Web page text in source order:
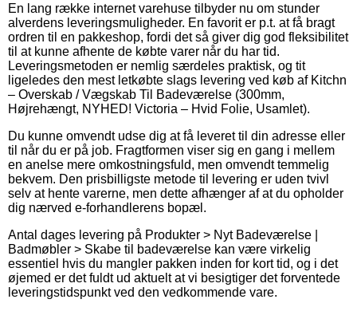
En lang række internet varehuse tilbyder nu om stunder
alverdens leveringsmuligheder. En favorit er p.t. at få bragt
ordren til en pakkeshop, fordi det så giver dig god fleksibilitet
til at kunne afhente de købte varer når du har tid.
Leveringsmetoden er nemlig særdeles praktisk, og tit
ligeledes den mest letkøbte slags levering ved køb af Kitchn
– Overskab / Vægskab Til Badeværelse (300mm,
Højrehængt, NYHED! Victoria – Hvid Folie, Usamlet).
Du kunne omvendt udse dig at få leveret til din adresse eller
til når du er på job. Fragtformen viser sig en gang i mellem
en anelse mere omkostningsfuld, men omvendt temmelig
bekvem. Den prisbilligste metode til levering er uden tvivl
selv at hente varerne, men dette afhænger af at du opholder
dig nærved e-forhandlerens bopæl.
Antal dages levering på Produkter > Nyt Badeværelse |
Badmøbler > Skabe til badeværelse kan være virkelig
essentiel hvis du mangler pakken inden for kort tid, og i det
øjemed er det fuldt ud aktuelt at vi besigtiger det forventede
leveringstidspunkt ved den vedkommende vare.